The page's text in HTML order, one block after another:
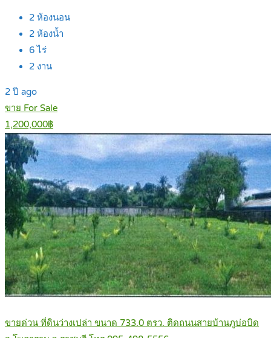
2 ห้องนอน
2 ห้องน้ำ
6ไร่
2 งาน
2 ปี ago
ขาย For Sale
1,200,000฿
ขายด่วน ที่ดินว่างเปล่า ขนาด 733.0 ตรว. ติดถนนสายบ้านภูบ่อบิด